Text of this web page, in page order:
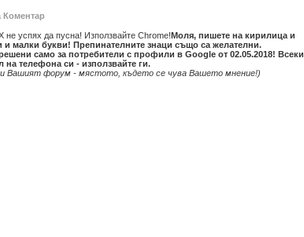
Коментар
не успях да пусна! Използвайте Chrome!Моля, пишете на кирилица и
и малки букви! Препинателните знаци също са желателни.
само за потребители с профили в Google от 02.05.2018! Всеки
телефона си - използвайте ги.
Вашият форум - мястото, където се чува Вашето мнение!)